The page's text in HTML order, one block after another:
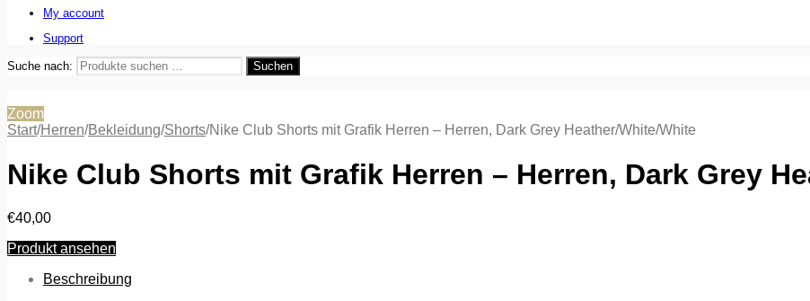
My account
Support
Suche nach: Suchen
Zoom
Start/Herren/Bekleidung/Shorts/Nike Club Shorts mit Grafik Herren – Herren, Dark Grey Heather/White/White
Nike Club Shorts mit Grafik Herren – Herren, Dark Grey
€40,00
Produkt ansehen
Beschreibung